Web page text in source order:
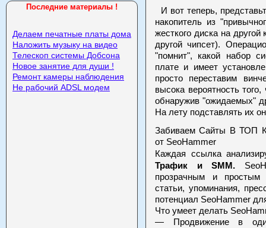
Последние материалы !
Делаем печатные платы дома
Наложить музыку на видео
Телескоп системы Добсона
Новое занятие для души !
Ремонт камеры наблюдения
Не рабочий ADSL модем
И вот теперь,
накопитель из
жесткого диска на
другой чипсет).
"помнит", какой набор
плате и имеет
просто переставим
высока вероятность
обнаружив "ожидаемых"
На лету подставлять их
Забиваем Сайты В ТОП
от SeoHammer
Каждая ссылка
Трафик и SMM.
прозрачным и
статьи, упоминания,
потенциал SeoHammer
Что умеет делать
— Продвижение в